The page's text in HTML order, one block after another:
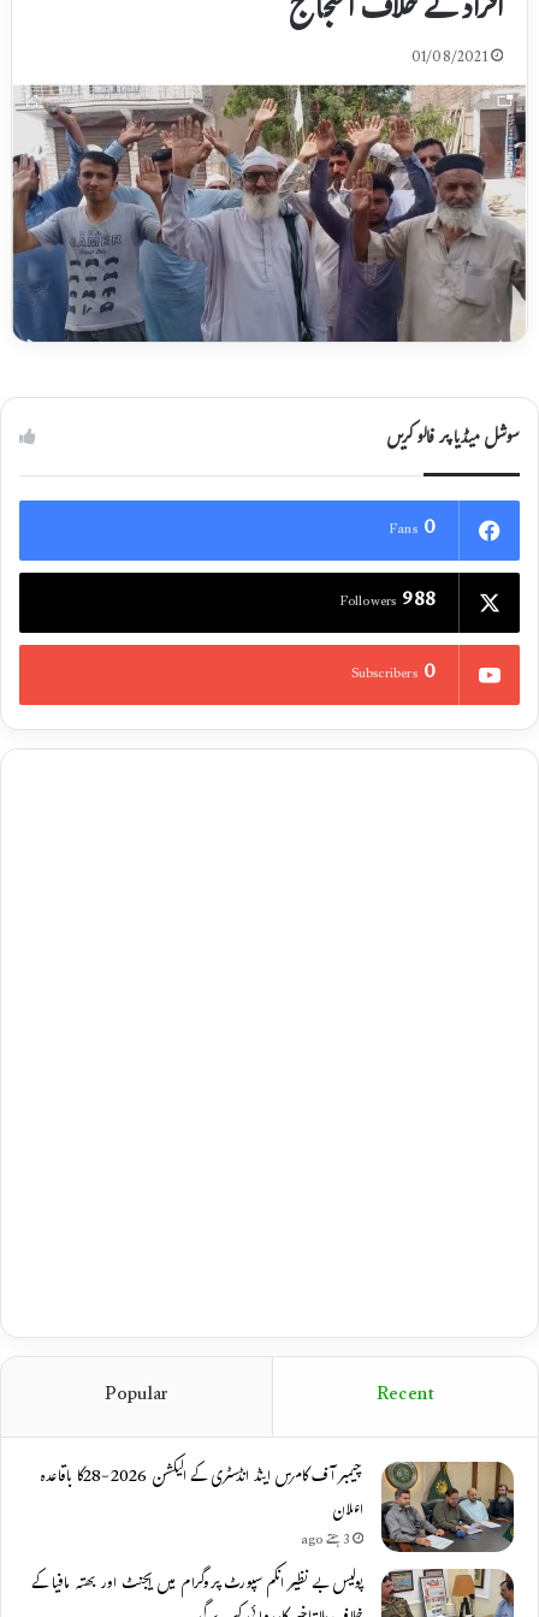
01/08/2021
سوشل میڈیا پر فالو کریں
0
Fans
988
Followers
0
Subscribers
Recent
Popular
چیمبر آف کامرس اینڈ انڈسٹری کے الیکشن 2026-28کا باقاعدہ
اعلان
3 ہفتے ago
پولیس بے نظیر انکم سپورٹ پروگرام میں ایجنٹ اور بھتہ مافیا کے